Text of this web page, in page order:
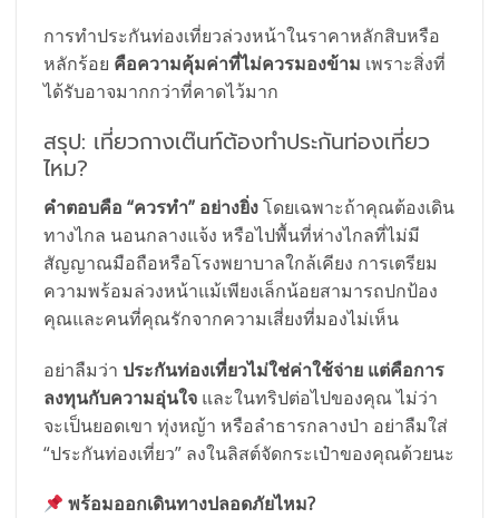
การทำประกันท่องเที่ยวล่วงหน้าในราคาหลักสิบหรือ
หลักร้อย คือความคุ้มค่าที่ไม่ควรมองข้าม เพราะสิ่งที่
ได้รับอาจมากกว่าที่คาดไว้มาก
สรุป: เที่ยวกางเต๊นท์ต้องทำประกันท่องเที่ยว
ไหม?
คำตอบคือ “ควรทำ” อย่างยิ่งโดยเฉพาะถ้าคุณต้องเดิน
ทางไกล นอนกลางแจ้ง หรือไปพื้นที่ห่างไกลที่ไม่มี
สัญญาณมือถือหรือโรงพยาบาลใกล้เคียง การเตรียม
ความพร้อมล่วงหน้าแม้เพียงเล็กน้อยสามารถปกป้อง
คุณและคนที่คุณรักจากความเสี่ยงที่มองไม่เห็น
อย่าลืมว่า ประกันท่องเที่ยวไม่ใช่ค่าใช้จ่าย แต่คือการ
ลงทุนกับความอุ่นใจ และในทริปต่อไปของคุณ ไม่ว่า
จะเป็นยอดเขา ทุ่งหญ้า หรือลำธารกลางป่า อย่าลืมใส่
“ประกันท่องเที่ยว” ลงในลิสต์จัดกระเป๋าของคุณด้วยนะ
พร้อมออกเดินทางปลอดภัยไหม?